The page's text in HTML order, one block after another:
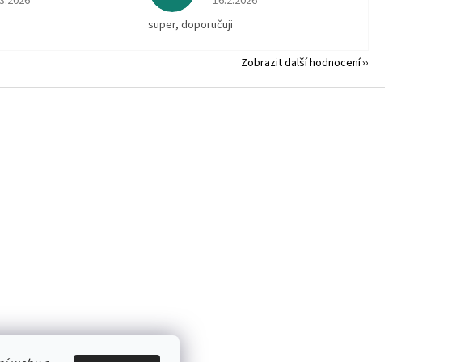
super, doporučuji
Zobrazit další hodnocení